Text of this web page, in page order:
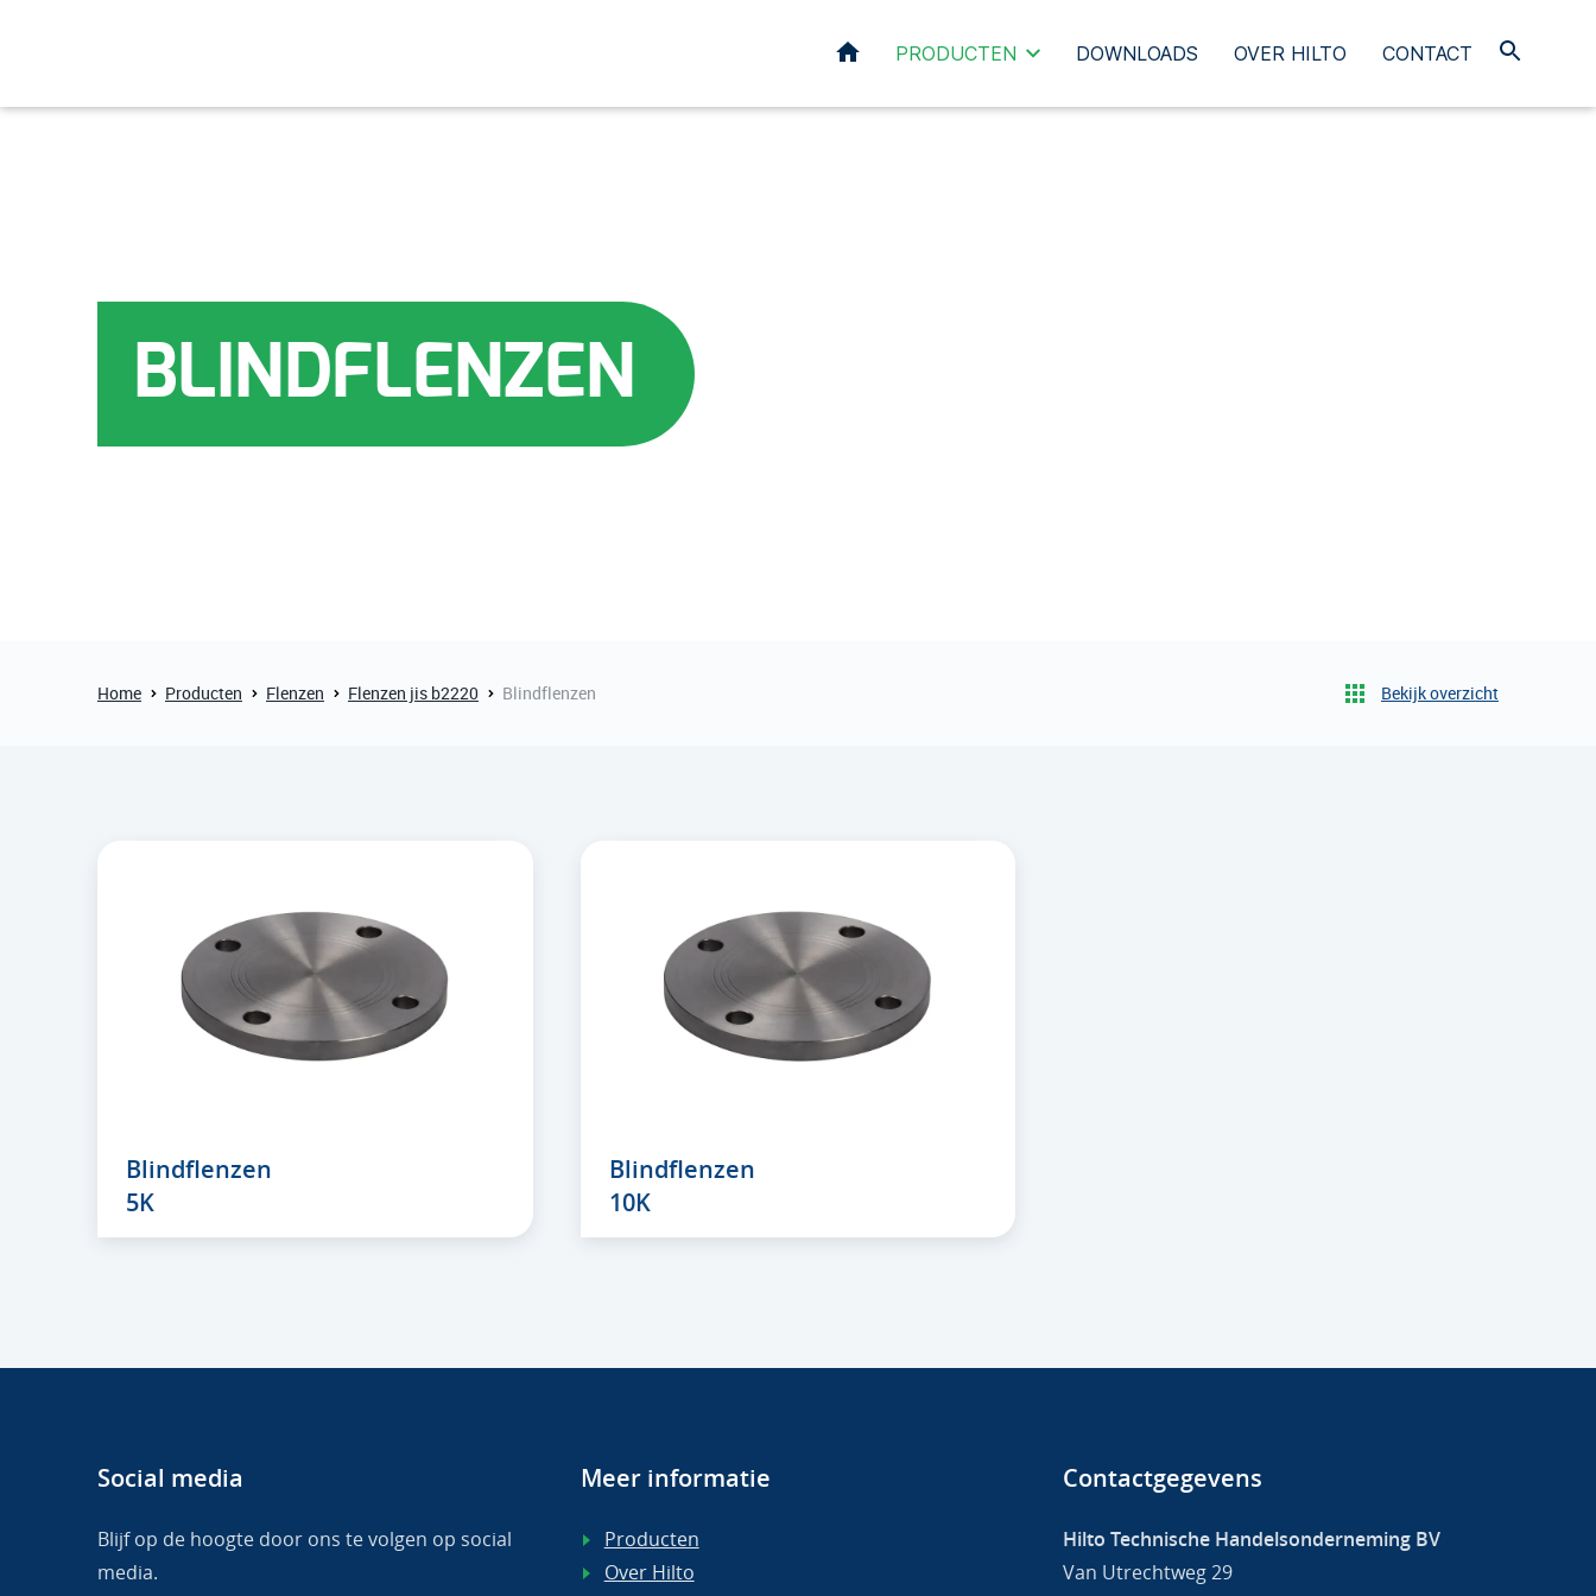
HOME PRODUCTEN DOWNLOADS OVER HILTO CONTACT
BLINDFLENZEN
Home Producten Flenzen Flenzen jis b2220 Blindflenzen Bekijk overzicht
Blindflenzen
5K
Blindflenzen
10K
Social media
Blijf op de hoogte door ons te volgen op social
media.
Meer informatie
Producten
Over Hilto
Contactgegevens
Hilto Technische Handelsonderneming BV
Van Utrechtweg 29